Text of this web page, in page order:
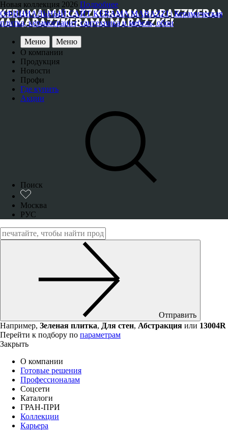
Новая коллекция 2026 Подробнее
ОФИЦИАЛЬНЫЙ САЙТ KERAMA MARAZZI | Керамическая
плитка, керамогранит, сантехника и мебель, обои
Меню
Меню
О компании
Продукция
Новости
Профи
Где купить
Акции
Поиск
Москва
РУС
Отправить
Например, Зеленая плитка, Для стен, Абстракция или 13004R
Перейти к подбору по параметрам
Закрыть
О компании
Готовые решения
Профессионалам
Соцсети
Каталоги
ГРАН-ПРИ
Коллекции
Карьера